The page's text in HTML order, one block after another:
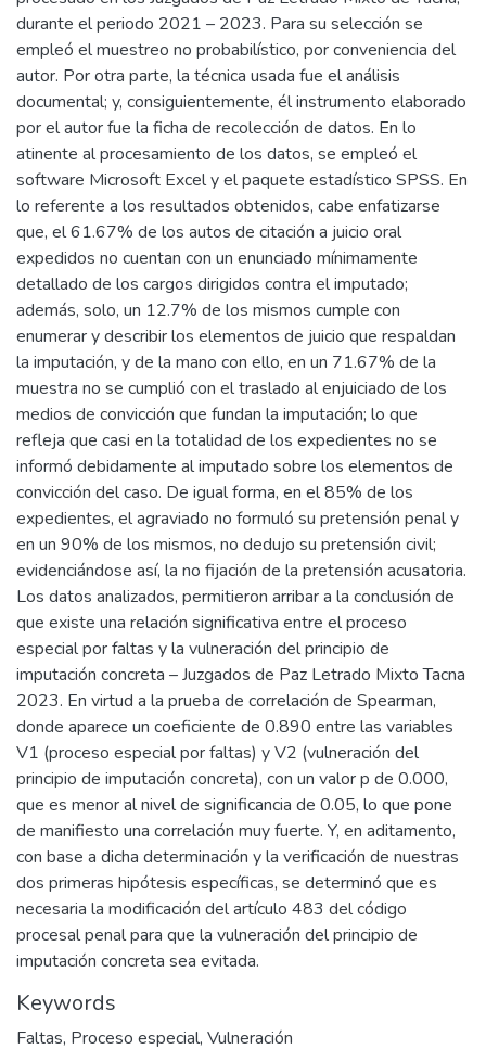
durante el periodo 2021 – 2023. Para su selección se
empleó el muestreo no probabilístico, por conveniencia del
autor. Por otra parte, la técnica usada fue el análisis
documental; y, consiguientemente, él instrumento elaborado
por el autor fue la ficha de recolección de datos. En lo
atinente al procesamiento de los datos, se empleó el
software Microsoft Excel y el paquete estadístico SPSS. En
lo referente a los resultados obtenidos, cabe enfatizarse
que, el 61.67% de los autos de citación a juicio oral
expedidos no cuentan con un enunciado mínimamente
detallado de los cargos dirigidos contra el imputado;
además, solo, un 12.7% de los mismos cumple con
enumerar y describir los elementos de juicio que respaldan
la imputación, y de la mano con ello, en un 71.67% de la
muestra no se cumplió con el traslado al enjuiciado de los
medios de convicción que fundan la imputación; lo que
refleja que casi en la totalidad de los expedientes no se
informó debidamente al imputado sobre los elementos de
convicción del caso. De igual forma, en el 85% de los
expedientes, el agraviado no formuló su pretensión penal y
en un 90% de los mismos, no dedujo su pretensión civil;
evidenciándose así, la no fijación de la pretensión acusatoria.
Los datos analizados, permitieron arribar a la conclusión de
que existe una relación significativa entre el proceso
especial por faltas y la vulneración del principio de
imputación concreta – Juzgados de Paz Letrado Mixto Tacna
2023. En virtud a la prueba de correlación de Spearman,
donde aparece un coeficiente de 0.890 entre las variables
V1 (proceso especial por faltas) y V2 (vulneración del
principio de imputación concreta), con un valor p de 0.000,
que es menor al nivel de significancia de 0.05, lo que pone
de manifiesto una correlación muy fuerte. Y, en aditamento,
con base a dicha determinación y la verificación de nuestras
dos primeras hipótesis específicas, se determinó que es
necesaria la modificación del artículo 483 del código
procesal penal para que la vulneración del principio de
imputación concreta sea evitada.
Keywords
Faltas, Proceso especial, Vulneración